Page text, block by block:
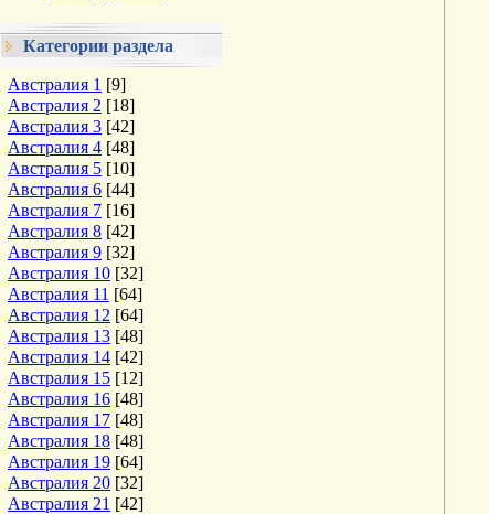
Категории раздела
Австралия 1 [9]
Австралия 2 [18]
Австралия 3 [42]
Австралия 4 [48]
Австралия 5 [10]
Австралия 6 [44]
Австралия 7 [16]
Австралия 8 [42]
Австралия 9 [32]
Австралия 10 [32]
Австралия 11 [64]
Австралия 12 [64]
Австралия 13 [48]
Австралия 14 [42]
Австралия 15 [12]
Австралия 16 [48]
Австралия 17 [48]
Австралия 18 [48]
Австралия 19 [64]
Австралия 20 [32]
Австралия 21 [42]